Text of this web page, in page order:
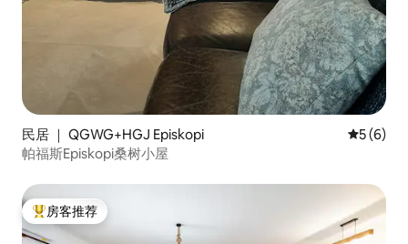
民居 ｜ QGWG+HGJ Episkopi 平均评分
5 (6)
帕福斯Episkopi桑树小屋
热门「房客推荐」
房客推荐